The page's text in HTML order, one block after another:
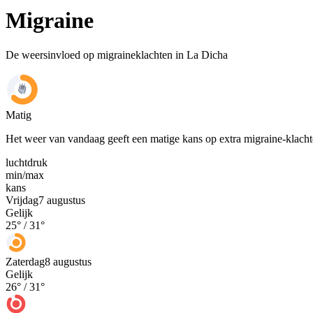
Migraine
De weersinvloed op migraineklachten in La Dicha
Matig
Het weer van vandaag geeft een matige kans op extra migraine-
luchtdruk
min/max
kans
Vrijdag7 augustus
Gelijk
25° /31°
Zaterdag8 augustus
Gelijk
26° /31°